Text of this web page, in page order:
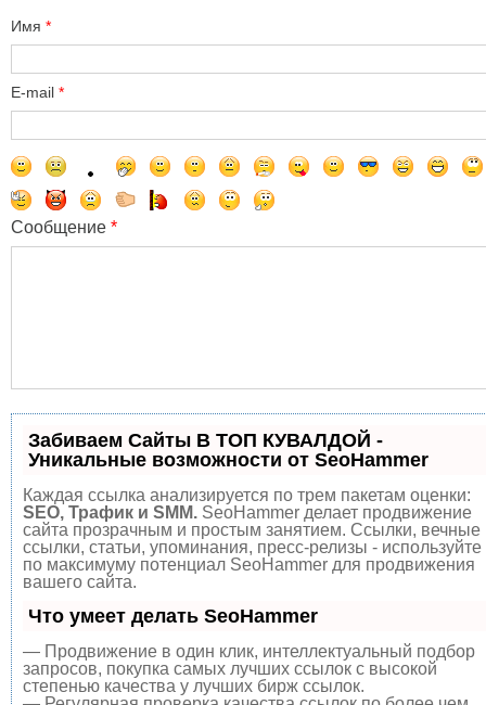
Имя *
E-mail *
Сообщение *
Забиваем Сайты В ТОП КУВАЛДОЙ -
Уникальные возможности от SeoHammer
Каждая ссылка анализируется по трем пакетам оценки:
SEO, Трафик и SMM. SeoHammer делает продвижение
сайта прозрачным и простым занятием. Ссылки, вечные
ссылки, статьи, упоминания, пресс-релизы - используйте
по максимуму потенциал SeoHammer для продвижения
вашего сайта.
Что умеет делать SeoHammer
— Продвижение в один клик, интеллектуальный подбор
запросов, покупка самых лучших ссылок с высокой
степенью качества у лучших бирж ссылок.